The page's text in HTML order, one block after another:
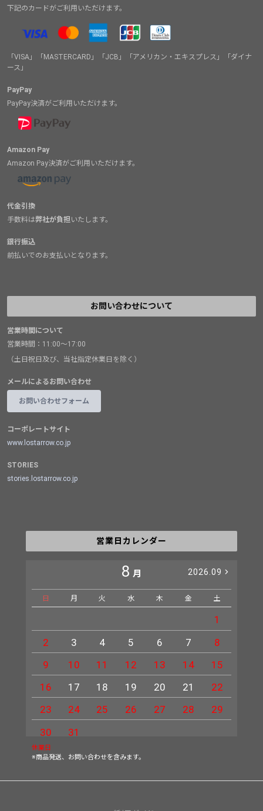
下記のカードがご利用いただけます。
「VISA」「MASTERCARD」「JCB」「アメリカン・エキスプレス」「ダイナ
ース」
PayPay
PayPay決済がご利用いただけます。
Amazon Pay
Amazon Pay決済がご利用いただけます。
代金引換
手数料は弊社が負担いたします。
銀行振込
前払いでのお支払いとなります。
お問い合わせについて
営業時間について
営業時間：11:00～17:00
（土日祝日及び、当社指定休業日を除く）
メールによるお問い合わせ
お問い合わせフォーム
コーポレートサイト
www.lostarrow.co.jp
STORIES
stories.lostarrow.co.jp
営業日カレンダー
8 月 2026.09
日 月 火 水 木 金 土
1
2
3 4 5 6 7
8
9
10 11 12 13 14
15
16
17 18 19 20 21
22
23
24 25 26 27 28
29
30
31
休業日
※商品発送、お問い合わせを含みます。